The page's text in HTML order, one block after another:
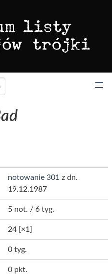
notowanie 301 z dn.
19.12.1987
5 not. / 6 tyg.
24 [×1]
0 tyg.
0 pkt.